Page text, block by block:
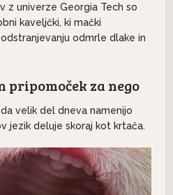
z univerze Georgia Tech so
kaveljčki, ki mački
odmrle dlake in
pripomoček za nego
velik del dneva namenijo
jezik deluje skoraj kot krtača.